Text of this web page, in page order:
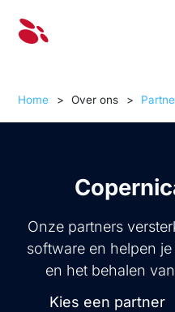
Home > Over ons >
Onze partners
software en helpen
en het behalen
Kies een partner